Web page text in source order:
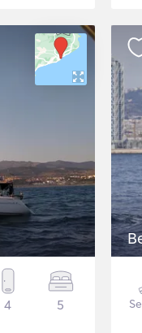
4 5